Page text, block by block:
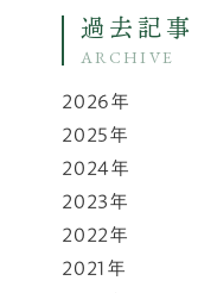
過去記事
ARCHIVE
2026年
2025年
2024年
2023年
2022年
2021年